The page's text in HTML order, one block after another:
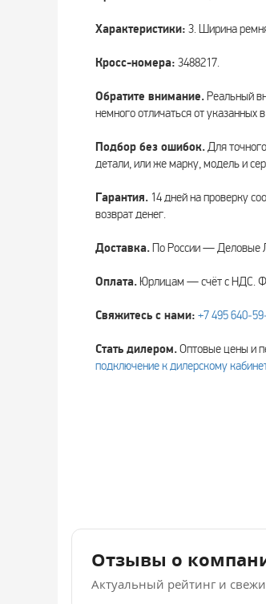
Характеристики: 3. Ширина
Кросс-номера: 3488217.
Обратите внимание.Реальный
немного отличаться от указанных
Подбор без ошибок.Для
детали, или же марку, модель и
Гарантия. 14 дней на проверку
возврат денег.
Доставка.По России — Деловые
Оплата. Юрлицам — счёт с НДС.
Свяжитесь с нами: +7 495
Стать дилером.Оптовые цены и
подключение к дилерскому
Отзывы о
Актуальный рейтинг и